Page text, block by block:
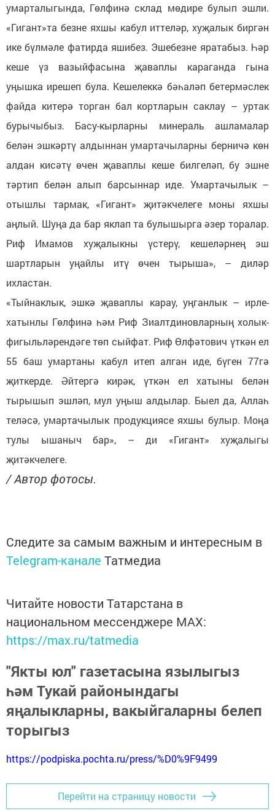
умарталыгында, Гөлфинә склад мөдире булып эшли.
«Гигант»та безне яхшы кабул иттеләр, хуҗалык биргән
ике бүлмәле фатирда яшибез. Эшебезне яратабыз. Һәр
кеше үз вазыйфасына җаваплы караганда гына
уңышка ирешеп була. Кешелеккә бәһаләп бетермәслек
файда китерә торган бал кортларын саклау – уртак
бурычыбыз. Басу-кырларны минераль ашламалар
белән эшкәртү алдыннан умартачыларны берничә көн
алдан кисәтү өчен җаваплы кеше билгеләп, бу эшне
тәртип белән алып барсыннар иде. Умартачылык –
отышлы тармак, «Гигант» җитәкчелеге моны яхшы
аңлый. Шуңа да бар яклап та булышырга әзер торалар.
Риф Имамов хуҗалыкны үстерү, кешеләрнең эш
шартларын уңайлы итү өчен тырыша», – диләр
ихластан.
«Тыйнаклык, эшкә җаваплы карау, уңганлык – ирле-
хатынлы Гөлфинә һәм Риф Зиалтдиновларның холык-
фигыльләрендәге төп сыйфат. Риф Өлфәтович үткән ел
55 баш умартаны кабул итеп алган иде, бүген 77гә
җиткерде. Әйтергә кирәк, үткән ел хатыны белән
тырышып эшләп, мул уңыш алдылар. Быел да, Аллаһ
теләсә, умартачылык продукциясе яхшы булыр. Моңа
тулы ышаныч бар», – ди «Гигант» хуҗалыгы
җитәкчелеге.
/ Автор фотосы.
Следите за самым важным и интересным в
Telegram-канале Татмедиа
Читайте новости Татарстана в
национальном мессенджере MАХ:
https://max.ru/tatmedia
"Якты юл" газетасына язылыгыз
һәм Тукай районындагы
яңалыкларны, вакыйгаларны белеп
торыгыз
https://podpiska.pochta.ru/press/%D0%9F9499
Перейти на страницу новости